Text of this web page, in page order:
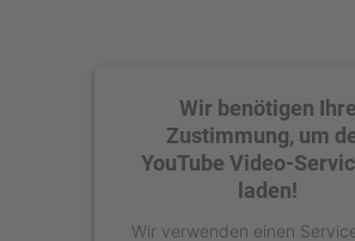
Wir benötigen Ihre
Zustimmung, um
YouTube Video-
laden!
Wir verwenden einen